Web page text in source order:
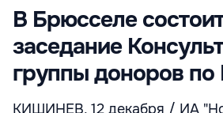
В Брюсселе
заседание
группы доноров
КИШИНЕВ, 12 декабря / ИА